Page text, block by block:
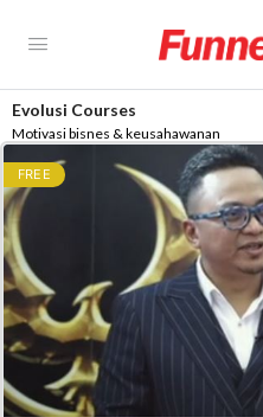
Evolusi Courses
Motivasi bisnes & keusahawanan
FREE